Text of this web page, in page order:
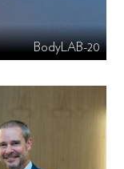
BodyLAB-20